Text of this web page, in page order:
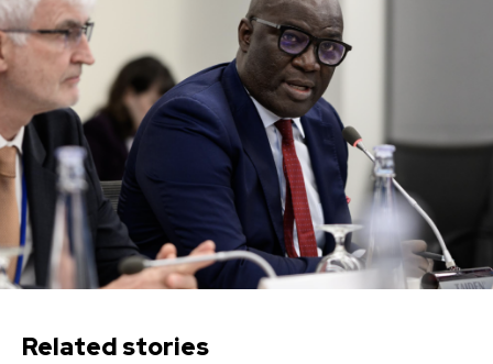
Related stories